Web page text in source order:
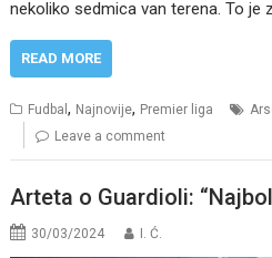
nekoliko sedmica van terena. To je
READ MORE
Fudbal, Najnovije, Premier liga
Leave a comment
Arteta o Guardioli:
30/03/2024 I. Ć.